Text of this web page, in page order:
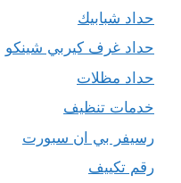
حداد شبابيك
حداد غرف كيربي شينكو
حداد مظلات
خدمات تنظيف
رسيفر بي ان سبورت
رقم تكييف